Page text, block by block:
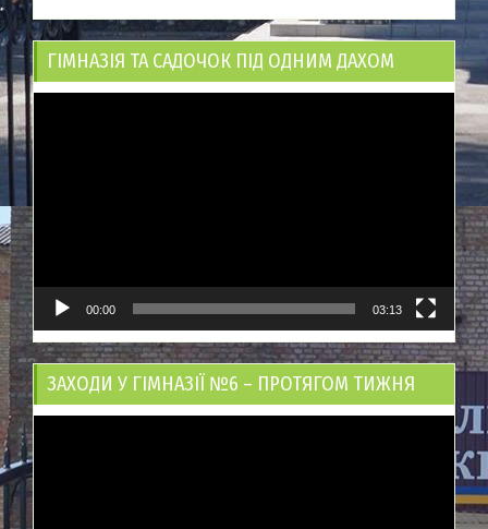
ГІМНАЗІЯ ТА САДОЧОК ПІД ОДНИМ ДАХОМ
00:00 03:13
ЗАХОДИ У ГІМНАЗІЇ №6 – ПРОТЯГОМ ТИЖНЯ